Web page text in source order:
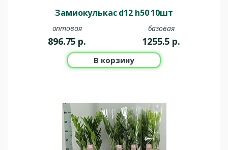
Замиокулькас d12 h50 10шт
оптовая
896.75 р.
базовая
1255.5 р.
В корзину